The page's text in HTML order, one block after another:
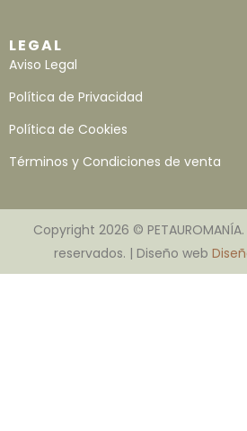
LEGAL
Aviso Legal
Política de Privacidad
Política de Cookies
Términos y Condiciones de venta
Copyright 2026 ©
reservados. | Diseño web